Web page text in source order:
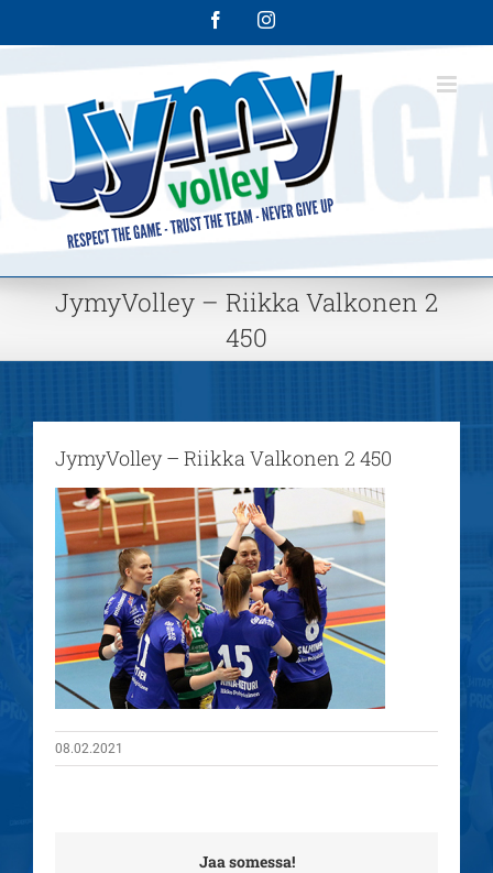
FacebookInstagram
JymyVolley – Riikka Valkonen 2
450
JymyVolley – Riikka Valkonen 2 450
08.02.2021
Jaa somessa!